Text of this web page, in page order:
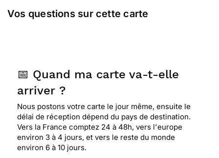
Vos questions sur cette carte
📅 Quand ma carte va-t-elle
arriver ?
Nous postons votre carte le jour même, ensuite le
délai de réception dépend du pays de destination.
Vers la France comptez 24 à 48h, vers l'europe
environ 3 à 4 jours, et vers le reste du monde
environ 6 à 10 jours.